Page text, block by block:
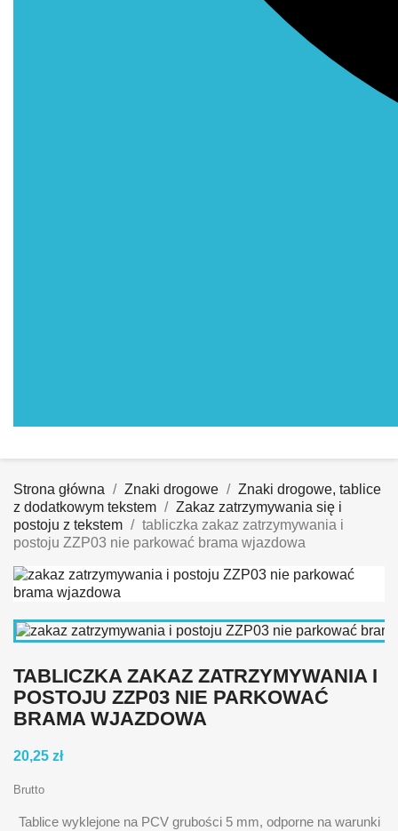
Strona główna Znaki drogowe
Znaki drogowe, tablice
z dodatkowym tekstem
Zakaz zatrzymywania się i
postoju z tekstem
tabliczka zakaz zatrzymywania i
postoju ZZP03 nie parkować brama wjazdowa
TABLICZKA ZAKAZ ZATRZYMYWANIA I
POSTOJU ZZP03 NIE PARKOWAĆ
BRAMA WJAZDOWA
20,25 zł
Brutto
Tablice wyklejone na PCV grubości 5 mm, odporne na warunki